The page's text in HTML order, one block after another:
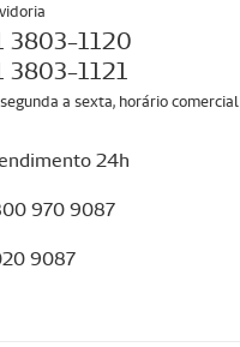
3803-1120
3803-1121
a sexta, horário comercial
24h
970 9087
9087